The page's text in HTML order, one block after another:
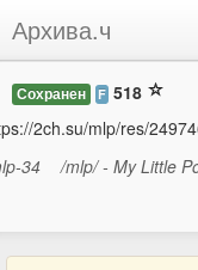
Архива.ч
Войти
Сохранен F 518
2ch.su/mlp/res/
34
/mlp/ - My Little